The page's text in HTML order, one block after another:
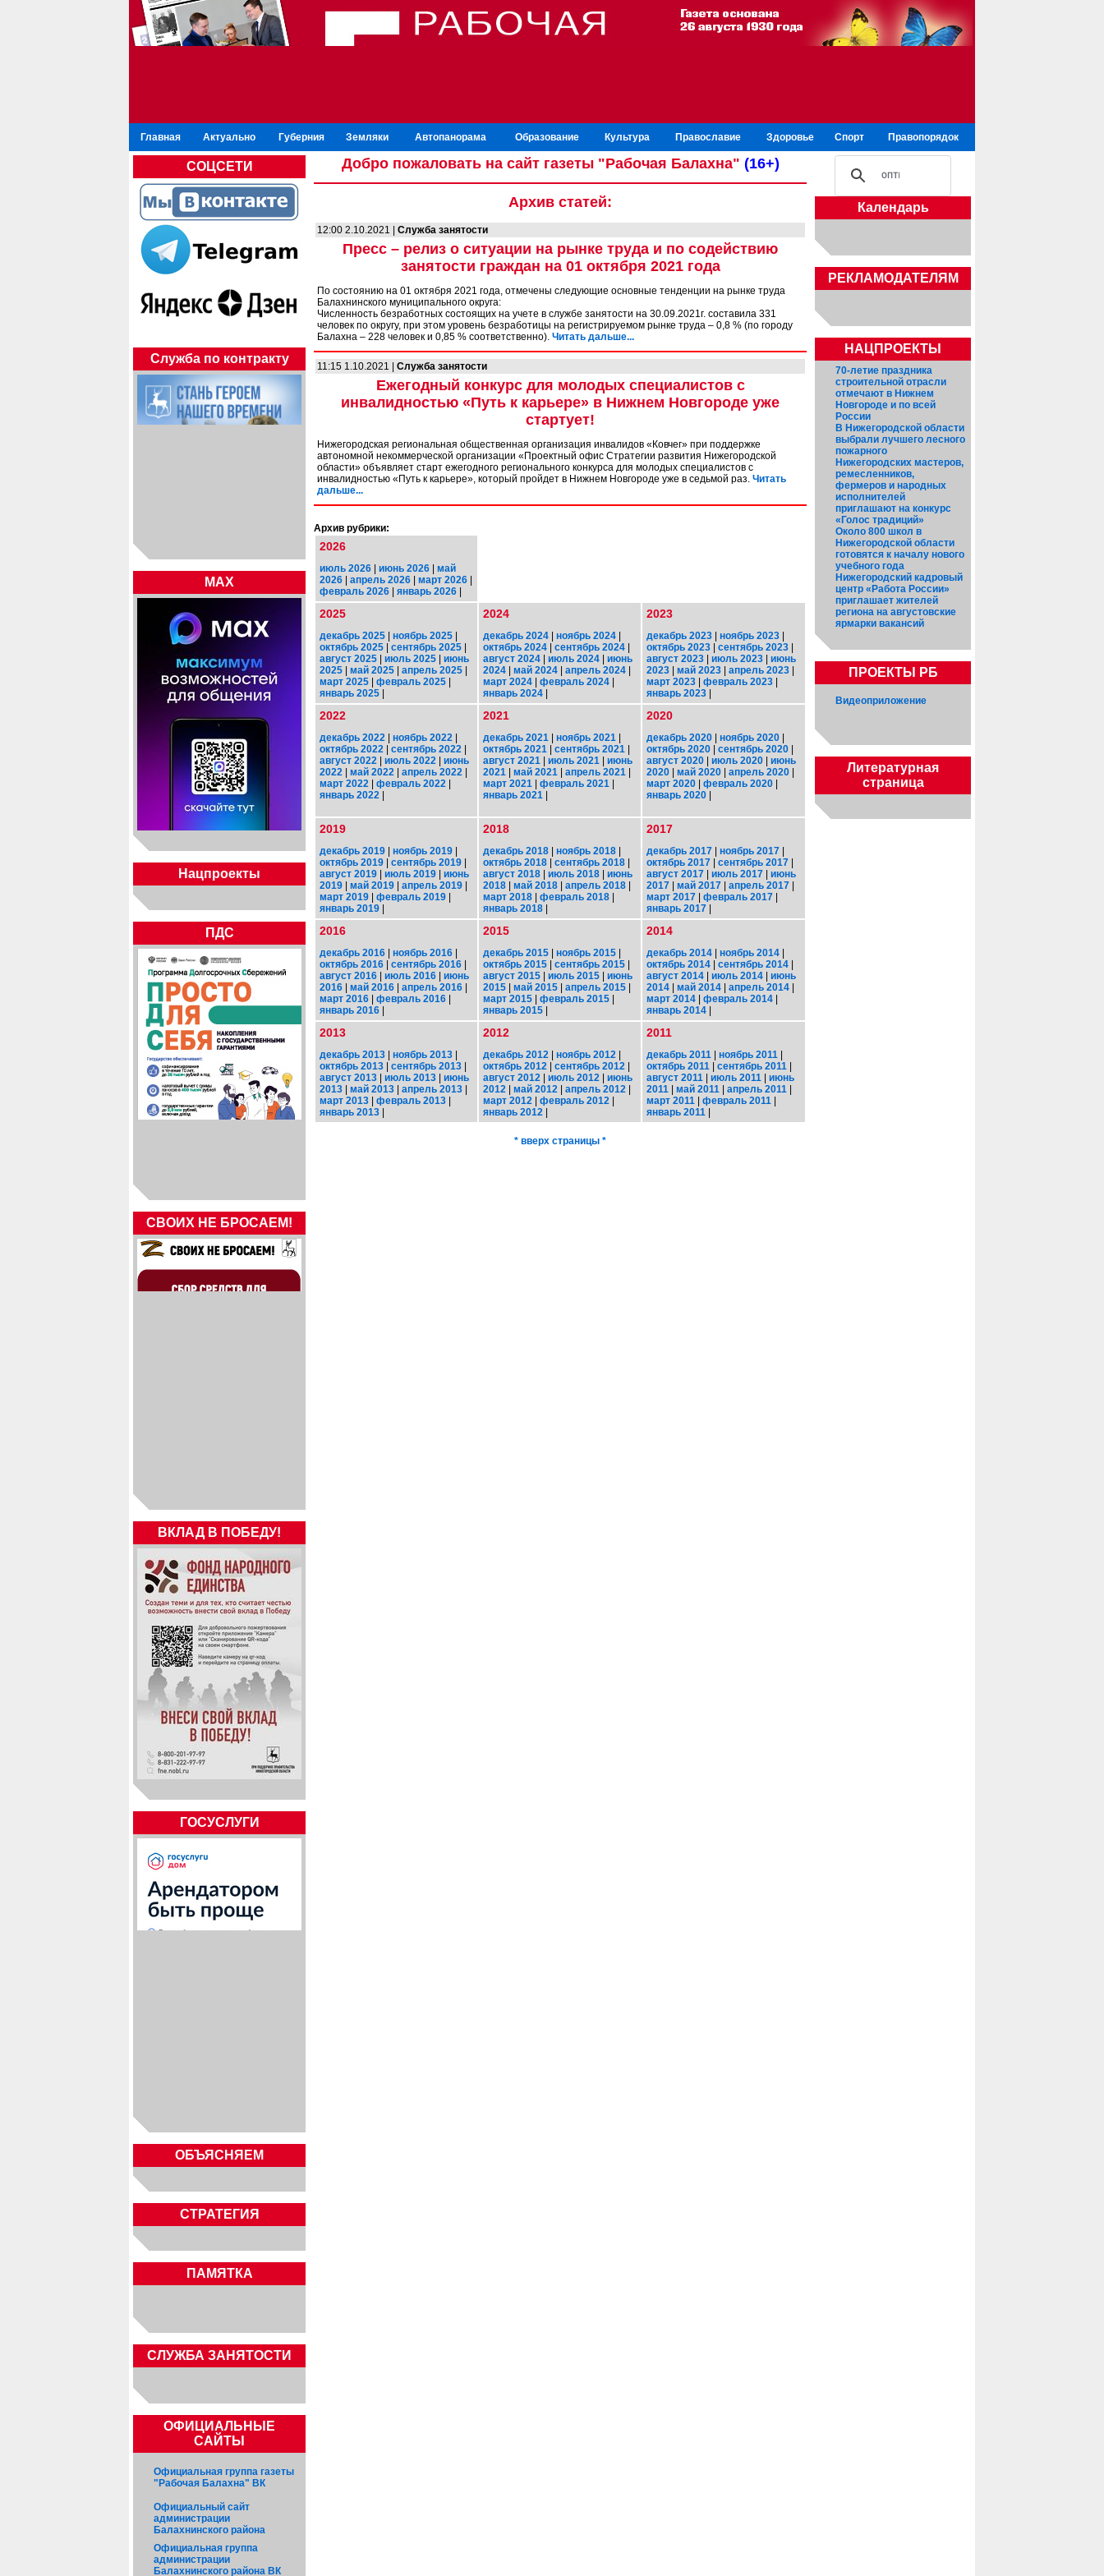
Главная Актуально Губерния Земляки Автопанорама Образование Культура Православие Здоровье Спорт Правопорядок
СОЦСЕТИ
Служба по контракту
MAX
Нацпроекты
ПДС
СВОИХ НЕ БРОСАЕМ!
ВКЛАД В ПОБЕДУ!
ГОСУСЛУГИ
ОБЪЯСНЯЕМ
СТРАТЕГИЯ
ПАМЯТКА
CЛУЖБА ЗАНЯТОСТИ
ОФИЦИАЛЬНЫЕ
САЙТЫ
Официальная группа газеты
"Рабочая Балахна" ВК
Официальный сайт
администрации
Балахнинского района
Официальная группа
администрации
Балахнинского района ВК
Добро пожаловать на сайт газеты "Рабочая Балахна" (16+)
Архив статей:
12:00 2.10.2021 | Служба занятости
Пресс – релиз о ситуации на рынке труда и по содействию
занятости граждан на 01 октября 2021 года
По состоянию на 01 октября 2021 года, отмечены следующие основные тенденции на рынке труда
Балахнинского муниципального округа:
Численность безработных состоящих на учете в службе занятости на 30.09.2021г. составила 331
человек по округу, при этом уровень безработицы на регистрируемом рынке труда – 0,8 % (по городу
Балахна – 228 человек и 0,85 % соответственно). Читать дальше...
11:15 1.10.2021 | Служба занятости
Ежегодный конкурс для молодых специалистов с
инвалидностью «Путь к карьере» в Нижнем Новгороде уже
стартует!
Нижегородская региональная общественная организация инвалидов «Ковчег» при поддержке
автономной некоммерческой организации «Проектный офис Стратегии развития Нижегородской
области» объявляет старт ежегодного регионального конкурса для молодых специалистов с
инвалидностью «Путь к карьере», который пройдет в Нижнем Новгороде уже в седьмой раз. Читать
дальше...
Архив рубрики:
2026
июль 2026 | июнь 2026 | май
2026 | апрель 2026 | март 2026 |
февраль 2026 | январь 2026 |
2025
декабрь 2025 | ноябрь 2025 |
октябрь 2025 | сентябрь 2025 |
август 2025 | июль 2025 | июнь
2025 | май 2025 | апрель 2025 |
март 2025 | февраль 2025 |
январь 2025 |
2024
декабрь 2024 | ноябрь 2024 |
октябрь 2024 | сентябрь 2024 |
август 2024 | июль 2024 | июнь
2024 | май 2024 | апрель 2024 |
март 2024 | февраль 2024 |
январь 2024 |
2023
декабрь 2023 | ноябрь 2023 |
октябрь 2023 | сентябрь 2023 |
август 2023 | июль 2023 | июнь
2023 | май 2023 | апрель 2023 |
март 2023 | февраль 2023 |
январь 2023 |
2022
декабрь 2022 | ноябрь 2022 |
октябрь 2022 | сентябрь 2022 |
август 2022 | июль 2022 | июнь
2022 | май 2022 | апрель 2022 |
март 2022 | февраль 2022 |
январь 2022 |
2021
декабрь 2021 | ноябрь 2021 |
октябрь 2021 | сентябрь 2021 |
август 2021 | июль 2021 | июнь
2021 | май 2021 | апрель 2021 |
март 2021 | февраль 2021 |
январь 2021 |
2020
декабрь 2020 | ноябрь 2020 |
октябрь 2020 | сентябрь 2020 |
август 2020 | июль 2020 | июнь
2020 | май 2020 | апрель 2020 |
март 2020 | февраль 2020 |
январь 2020 |
2019
декабрь 2019 | ноябрь 2019 |
октябрь 2019 | сентябрь 2019 |
август 2019 | июль 2019 | июнь
2019 | май 2019 | апрель 2019 |
март 2019 | февраль 2019 |
январь 2019 |
2018
декабрь 2018 | ноябрь 2018 |
октябрь 2018 | сентябрь 2018 |
август 2018 | июль 2018 | июнь
2018 | май 2018 | апрель 2018 |
март 2018 | февраль 2018 |
январь 2018 |
2017
декабрь 2017 | ноябрь 2017 |
октябрь 2017 | сентябрь 2017 |
август 2017 | июль 2017 | июнь
2017 | май 2017 | апрель 2017 |
март 2017 | февраль 2017 |
январь 2017 |
2016
декабрь 2016 | ноябрь 2016 |
октябрь 2016 | сентябрь 2016 |
август 2016 | июль 2016 | июнь
2016 | май 2016 | апрель 2016 |
март 2016 | февраль 2016 |
январь 2016 |
2015
декабрь 2015 | ноябрь 2015 |
октябрь 2015 | сентябрь 2015 |
август 2015 | июль 2015 | июнь
2015 | май 2015 | апрель 2015 |
март 2015 | февраль 2015 |
январь 2015 |
2014
декабрь 2014 | ноябрь 2014 |
октябрь 2014 | сентябрь 2014 |
август 2014 | июль 2014 | июнь
2014 | май 2014 | апрель 2014 |
март 2014 | февраль 2014 |
январь 2014 |
2013
декабрь 2013 | ноябрь 2013 |
октябрь 2013 | сентябрь 2013 |
август 2013 | июль 2013 | июнь
2013 | май 2013 | апрель 2013 |
март 2013 | февраль 2013 |
январь 2013 |
2012
декабрь 2012 | ноябрь 2012 |
октябрь 2012 | сентябрь 2012 |
август 2012 | июль 2012 | июнь
2012 | май 2012 | апрель 2012 |
март 2012 | февраль 2012 |
январь 2012 |
2011
декабрь 2011 | ноябрь 2011 |
октябрь 2011 | сентябрь 2011 |
август 2011 | июль 2011 | июнь
2011 | май 2011 | апрель 2011 |
март 2011 | февраль 2011 |
январь 2011 |
* вверх страницы *
Календарь
РЕКЛАМОДАТЕЛЯМ
НАЦПРОЕКТЫ
70-летие праздника
строительной отрасли
отмечают в Нижнем
Новгороде и по всей
России
В Нижегородской области
выбрали лучшего лесного
пожарного
Нижегородских мастеров,
ремесленников,
фермеров и народных
исполнителей
приглашают на конкурс
«Голос традиций»
Около 800 школ в
Нижегородской области
готовятся к началу нового
учебного года
Нижегородский кадровый
центр «Работа России»
приглашает жителей
региона на августовские
ярмарки вакансий
ПРОЕКТЫ РБ
Видеоприложение
Литературная
страница